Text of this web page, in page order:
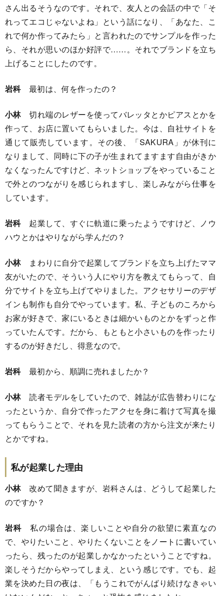
さん出るそうなのです。それで、友人との会話の中で「そ
れってエコじゃないよね」という話になり、「あなた、こ
れで何か作ってみたら」と言われたのでサンプルを作った
ら、それが思いのほか好評で……。それでブランドを立ち
上げることにしたのです。
岩科最初は、何を作ったの？
小林切れ端のレザーを使ってバレッタとかピアスとかを
作って、お店に置いてもらいました。今は、自社サイトを
通じて販売しています。その後、「SAKURA」が休刊に
なりまして、同時に下の子が生まれてますます自由がきか
なくなったんですけど、ネットショップをやっていること
で外とのつながりを感じられますし、楽しみながら仕事を
しています。
岩科起業して、すぐに軌道に乗ったようですけど、ノウ
ハウとかはやりながら学んだの？
小林まわりに自分で起業してブランドを立ち上げたママ
友がいたので、そういう人にやり方を教えてもらって、自
分でサイトを立ち上げてやりました。アクセサリーのデザ
インも制作も自分でやっています。私、子どものころから
お家が好きで、家にいるときは細かいものとかをずっと作
っていたんです。だから、もともと小さいものを作ったり
するのが好きだし、得意なので。
岩科最初から、順調に売れましたか？
小林読者モデルをしていたので、雑誌が広告替わりにな
ったというか、自分で作ったアクセを身に着けて写真を撮
ってもらうことで、それを見た読者の方から注文が来たり
とかですね。
私が起業した理由
小林改めて聞きますが、岩科さんは、どうして起業した
のですか？
岩科 私の場合は、楽しいことや自分の欲望に素直なの
で、やりたいこと、やりたくないことをノートに書いてい
ったら、残ったのが起業しかなかったということですね。
楽しそうだからやってしまえ、という感じです。でも、起
業を決めた日の夜は、「もうこれでがんばり続けなきゃい